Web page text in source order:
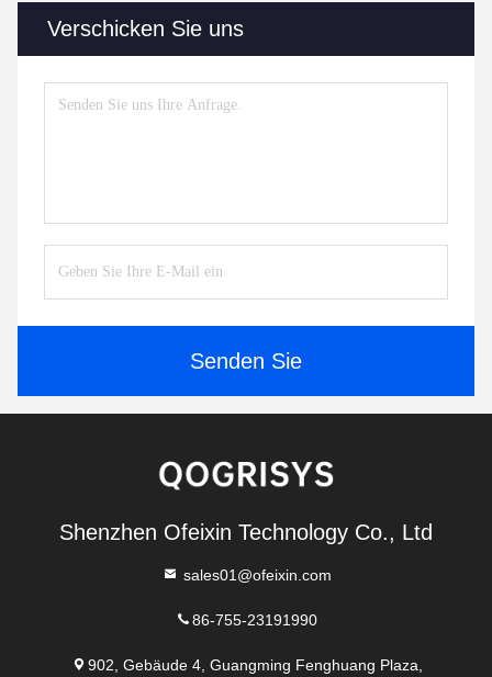
Verschicken Sie uns
Senden Sie
Shenzhen Ofeixin Technology Co., Ltd
sales01@ofeixin.com
86-755-23191990
902, Gebäude 4, Guangming Fenghuang Plaza,